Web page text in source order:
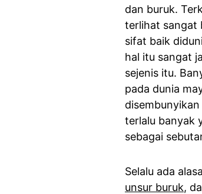
dan buruk.
terlihat sangat
sifat baik
hal itu sangat
sejenis itu.
pada dunia
terlalu banyak
sebagai
Selalu ada
unsur buruk,